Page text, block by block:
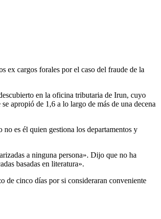
ex cargos forales por el caso del fraude de la
en la oficina tributaria de Irun, cuyo
apropió de 1,6 a lo largo de más de una decena
es él quien gestiona los departamentos y
a ninguna persona». Dijo que no ha
basadas en literatura».
de cinco días por si consideraran conveniente